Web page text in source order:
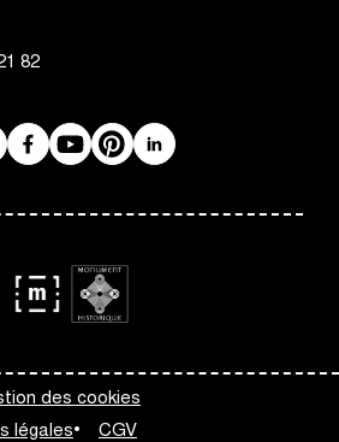
82
Réseaux
FacebookYouTubePinterestLinkedIn
Musée
de
France
Monument
Historique
des cookies
légales
CGV